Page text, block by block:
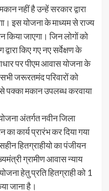
नहीं है उन्हें सरकार द्वारा
इस योजना के माध्यम से राज्य
किया जाएगा। जिन लोगों को
किए गए नए सर्वेक्षण के
पर पीएम आवास योजना के
जरूरतमंद परिवारों को
पक्का मकान उपलब्ध करवाया
अंतर्गत नवीन जिला
कार्य प्रारंभ कर दिया गया
हितग्राहीयो का पंजीयन
ग्रामीण आवास न्याय
हेतु प्रति हितग्राही को 1
जाना है।